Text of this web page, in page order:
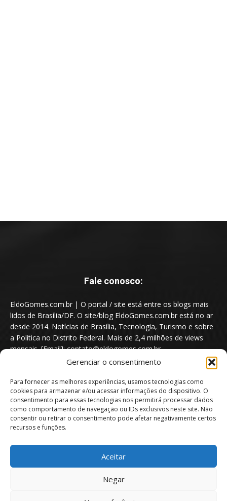
Gerenciar o consentimento
Para fornecer as melhores experiências, usamos tecnologias como
cookies para armazenar e/ou acessar informações do dispositivo. O
consentimento para essas tecnologias nos permitirá processar dados
como comportamento de navegação ou IDs exclusivos neste site. Não
consentir ou retirar o consentimento pode afetar negativamente certos
recursos e funções.
Aceitar
Negar
Fale conosco:
EldoGomes.com.br | O portal / site está entre os blogs mais
lidos de Brasília/DF. O site/blog EldoGomes.com.br está no ar
desde 2014. Notícias de Brasília, Tecnologia, Turismo e sobre
a Política no Distrito Federal. Mais de 2,4 milhões de views
mensais. [Email]: contato@eldogomes.com.br
Portal EldoGomes.com.br | Entre os Blogs mais lidos de Brasília/DF. |